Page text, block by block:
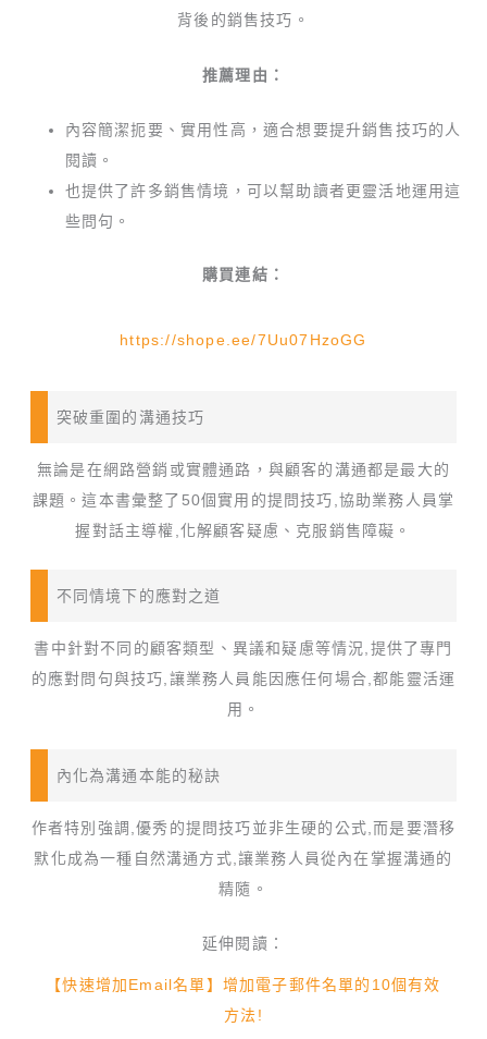
背後的銷售技巧。
推薦理由：
內容簡潔扼要、實用性高，適合想要提升銷售技巧的人
閱讀。
也提供了許多銷售情境，可以幫助讀者更靈活地運用這
些問句。
購買連結：
https://shope.ee/7Uu07HzoGG
突破重圍的溝通技巧
無論是在網路營銷或實體通路，與顧客的溝通都是最大的
課題。這本書彙整了50個實用的提問技巧,協助業務人員掌
握對話主導權,化解顧客疑慮、克服銷售障礙。
不同情境下的應對之道
書中針對不同的顧客類型、異議和疑慮等情況,提供了專門
的應對問句與技巧,讓業務人員能因應任何場合,都能靈活運
用。
內化為溝通本能的秘訣
作者特別強調,優秀的提問技巧並非生硬的公式,而是要潛移
默化成為一種自然溝通方式,讓業務人員從內在掌握溝通的
精隨。
延伸閱讀：
【快速增加Email名單】增加電子郵件名單的10個有效
方法!